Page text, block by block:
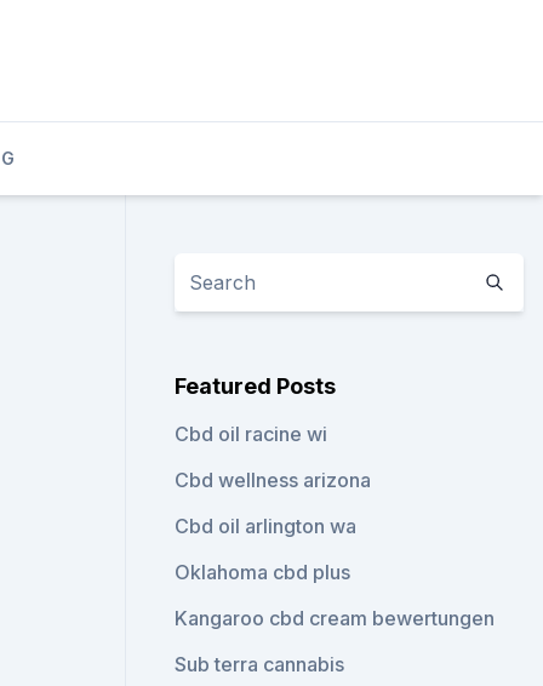
Featured Posts
Cbd oil racine wi
Cbd wellness arizona
Cbd oil arlington wa
Oklahoma cbd plus
Kangaroo cbd cream bewertungen
Sub terra cannabis